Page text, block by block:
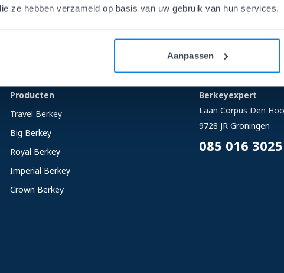
ze hebben verzameld op basis van uw gebruik van hun services.
Aanpassen
Producten
Travel Berkey
Big Berkey
Royal Berkey
Imperial Berkey
Crown Berkey
Berkeyexpert
Laan Corpus Den
9728 JR Groningen
085 016 3025